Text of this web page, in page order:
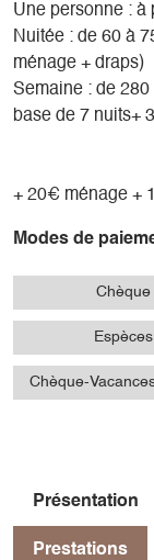
Une personne : à
Nuitée : de 60 à
ménage + draps)
Semaine : de
base de 7 nuits+
+ 20€ ménage +
Modes de
Chèque
Espèces
Chèque-
Présentation
Prestations